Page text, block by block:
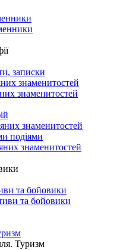
записки
знаменитостей
знаменитостей
знаменитостей
подіями
знаменитостей
та бойовики
та бойовики
Туризм